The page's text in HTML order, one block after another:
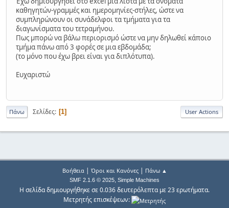
καθηγητών-γραμμές και ημερομηνίες-στήλες, ώστε να
συμπληρώνουν οι συνάδελφοι τα τμήματα για τα
διαγωνίσματα του τετραμήνου.
Πως μπορώ να βάλω περιορισμό ώστε να μην δηλωθεί κάποιο
τμήμα πάνω από 3 φορές σε μια εβδομάδα;
(το μόνο που έχω βρει είναι για διπλότυπα).
Ευχαριστώ
Πάνω Σελίδες 1 User Actions
Βοήθεια| Όροι και Κανόνες| Πάνω ▲
SMF 2.1.6 © 2025, Simple Machines
Η σελίδα δημιουργήθηκε σε 0.036 δευτερόλεπτα με 23 ερωτήματα.
Μετρητής επισκέψεων: